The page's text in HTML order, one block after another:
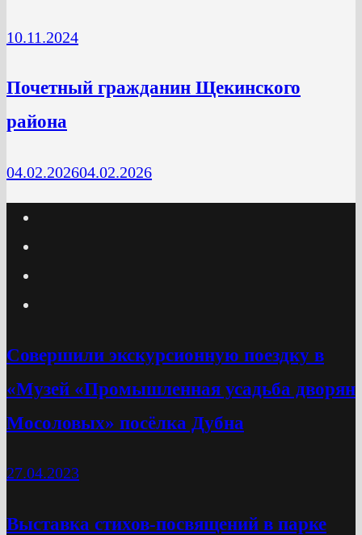
10.11.2024
Почетный гражданин Щекинского
района
04.02.202604.02.2026
Cовершили экскурсионную поездку в
«Музей «Промышленная усадьба дворян
Мосоловых» посёлка Дубна
27.04.2023
Выставка стихов-посвящений в парке